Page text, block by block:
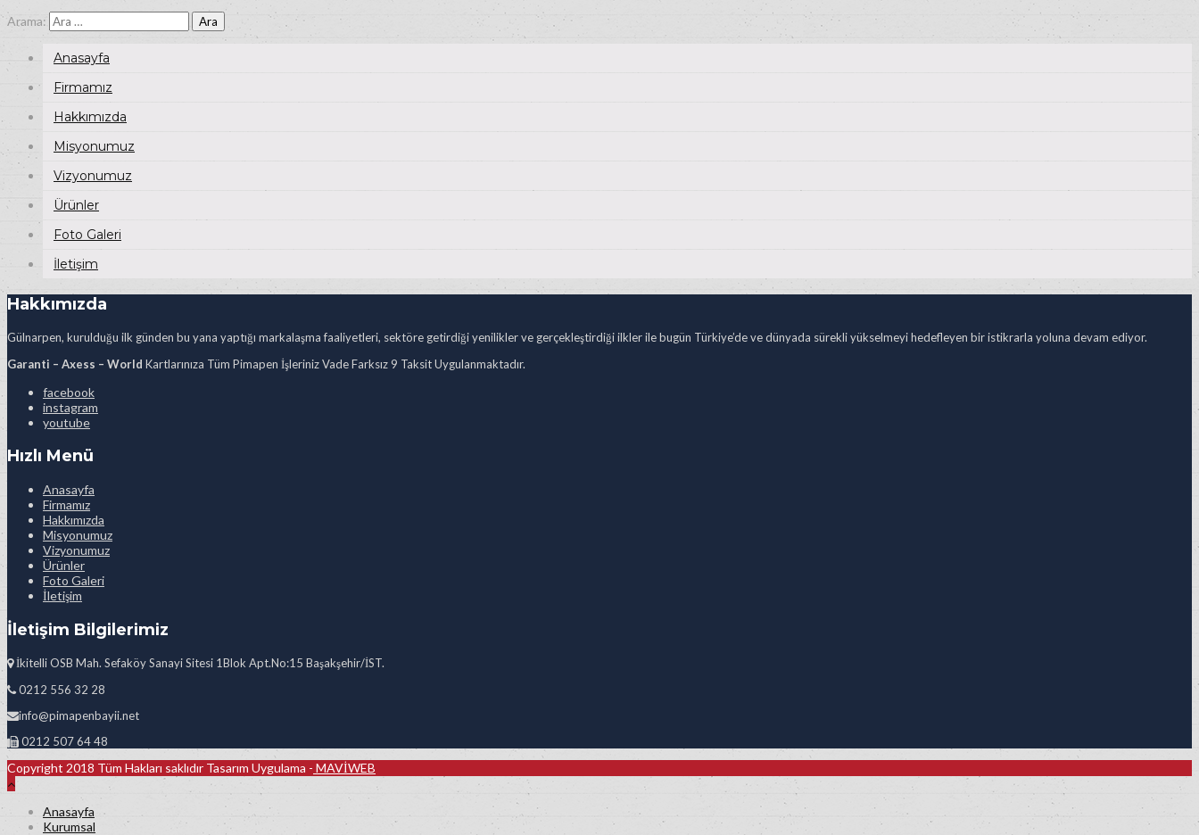
Arama:
Anasayfa
Firmamız
Hakkımızda
Misyonumuz
Vizyonumuz
Ürünler
Foto Galeri
İletişim
Hakkımızda
Gülnarpen, kurulduğu ilk günden bu yana yaptığı markalaşma faaliyetleri, sektöre getirdiği yenilikler ve gerçekleştirdiği ilkler ile bugün Türkiye’de ve dünyada sürekli yükselmeyi hedefleyen bir istikrarla yoluna devam ediyor.
Garanti – Axess – World Kartlarınıza Tüm Pimapen İşleriniz Vade Farksız 9 Taksit Uygulanmaktadır.
facebook
instagram
youtube
Hızlı Menü
Anasayfa
Firmamız
Hakkımızda
Misyonumuz
Vizyonumuz
Ürünler
Foto Galeri
İletişim
İletişim Bilgilerimiz
İkitelli OSB Mah. Sefaköy Sanayi Sitesi 1Blok Apt.No:15 Başakşehir/İST.
0212 556 32 28
info@pimapenbayii.net
0212 507 64 48
Copyright 2018 Tüm Hakları saklıdır Tasarım Uygulama - MAVİWEB
Anasayfa
Kurumsal